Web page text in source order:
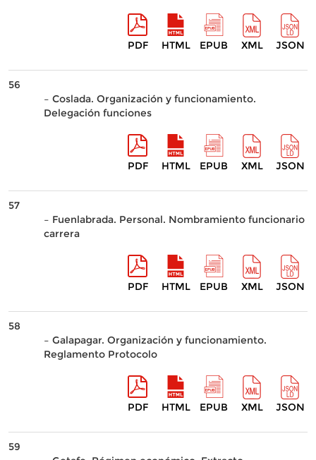
PDF HTML EPUB XML JSON
56
– Coslada. Organización y funcionamiento.
Delegación funciones
PDF HTML EPUB XML JSON
57
– Fuenlabrada. Personal. Nombramiento funcionario
carrera
PDF HTML EPUB XML JSON
58
– Galapagar. Organización y funcionamiento.
Reglamento Protocolo
PDF HTML EPUB XML JSON
59